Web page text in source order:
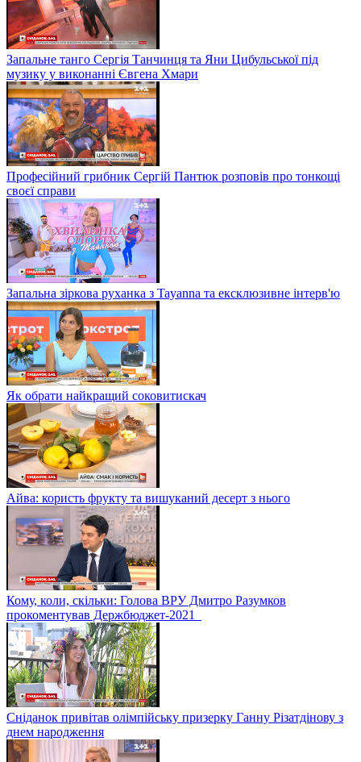
Запальне танго Сергія Танчинця та Яни Цибульської під
музику у виконанні Євгена Хмари
Професійний грибник Сергій Пантюк розповів про тонкощі
своєї справи
Запальна зіркова руханка з Tayanna та ексклюзивне інтерв'ю
Як обрати найкращий соковитискач
Айва: користь фрукту та вишуканий десерт з нього
Кому, коли, скільки: Голова ВРУ Дмитро Разумков
прокоментував Держбюджет-2021
Сніданок привітав олімпійську призерку Ганну Різатдінову з
днем народження